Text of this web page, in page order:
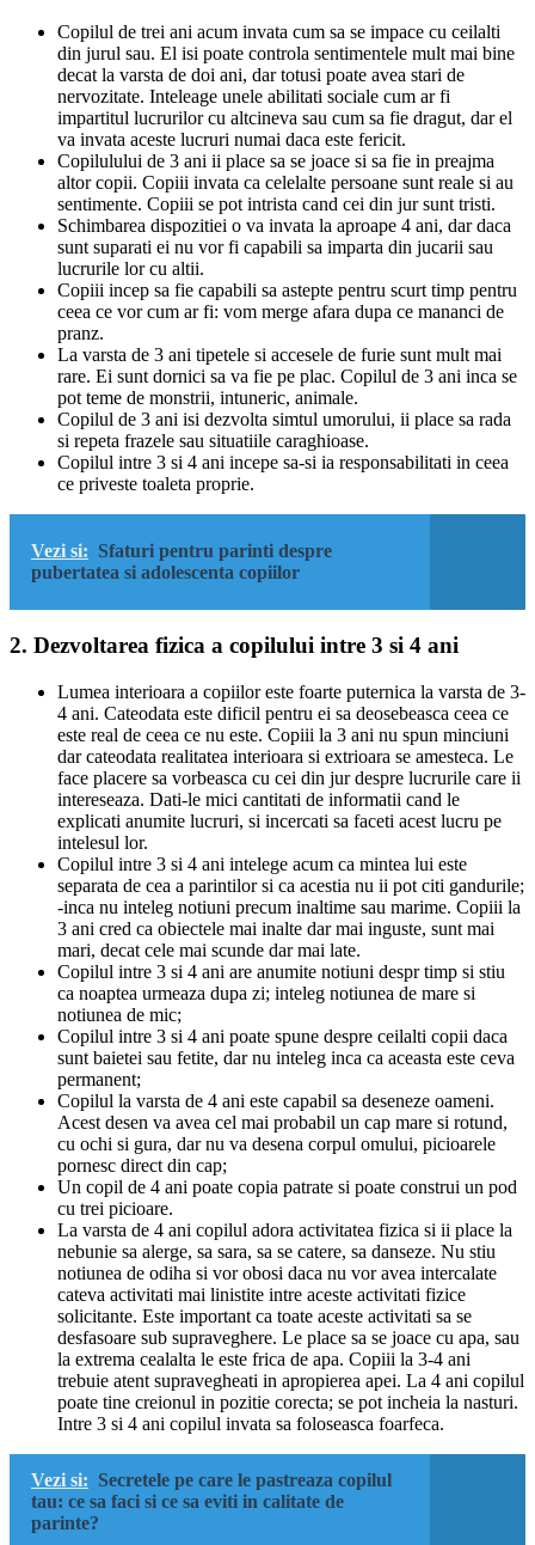
Copilul de trei ani acum invata cum sa se impace cu ceilalti
din jurul sau. El isi poate controla sentimentele mult mai bine
decat la varsta de doi ani, dar totusi poate avea stari de
nervozitate. Inteleage unele abilitati sociale cum ar fi
impartitul lucrurilor cu altcineva sau cum sa fie dragut, dar el
va invata aceste lucruri numai daca este fericit.
Copilulului de 3 ani ii place sa se joace si sa fie in preajma
altor copii. Copiii invata ca celelalte persoane sunt reale si au
sentimente. Copiii se pot intrista cand cei din jur sunt tristi.
Schimbarea dispozitiei o va invata la aproape 4 ani, dar daca
sunt suparati ei nu vor fi capabili sa imparta din jucarii sau
lucrurile lor cu altii.
Copiii incep sa fie capabili sa astepte pentru scurt timp pentru
ceea ce vor cum ar fi: vom merge afara dupa ce mananci de
pranz.
La varsta de 3 ani tipetele si accesele de furie sunt mult mai
rare. Ei sunt dornici sa va fie pe plac. Copilul de 3 ani inca se
pot teme de monstrii, intuneric, animale.
Copilul de 3 ani isi dezvolta simtul umorului, ii place sa rada
si repeta frazele sau situatiile caraghioase.
Copilul intre 3 si 4 ani incepe sa-si ia responsabilitati in ceea
ce priveste toaleta proprie.
Vezi si: Sfaturi pentru parinti despre
pubertatea si adolescenta copiilor
2. Dezvoltarea fizica a copilului intre 3 si 4 ani
Lumea interioara a copiilor este foarte puternica la varsta de 3-
4 ani. Cateodata este dificil pentru ei sa deosebeasca ceea ce
este real de ceea ce nu este. Copiii la 3 ani nu spun minciuni
dar cateodata realitatea interioara si extrioara se amesteca. Le
face placere sa vorbeasca cu cei din jur despre lucrurile care ii
intereseaza. Dati-le mici cantitati de informatii cand le
explicati anumite lucruri, si incercati sa faceti acest lucru pe
intelesul lor.
Copilul intre 3 si 4 ani intelege acum ca mintea lui este
separata de cea a parintilor si ca acestia nu ii pot citi gandurile;
-inca nu inteleg notiuni precum inaltime sau marime. Copiii la
3 ani cred ca obiectele mai inalte dar mai inguste, sunt mai
mari, decat cele mai scunde dar mai late.
Copilul intre 3 si 4 ani are anumite notiuni despr timp si stiu
ca noaptea urmeaza dupa zi; inteleg notiunea de mare si
notiunea de mic;
Copilul intre 3 si 4 ani poate spune despre ceilalti copii daca
sunt baietei sau fetite, dar nu inteleg inca ca aceasta este ceva
permanent;
Copilul la varsta de 4 ani este capabil sa deseneze oameni.
Acest desen va avea cel mai probabil un cap mare si rotund,
cu ochi si gura, dar nu va desena corpul omului, picioarele
pornesc direct din cap;
Un copil de 4 ani poate copia patrate si poate construi un pod
cu trei picioare.
La varsta de 4 ani copilul adora activitatea fizica si ii place la
nebunie sa alerge, sa sara, sa se catere, sa danseze. Nu stiu
notiunea de odiha si vor obosi daca nu vor avea intercalate
cateva activitati mai linistite intre aceste activitati fizice
solicitante. Este important ca toate aceste activitati sa se
desfasoare sub supraveghere. Le place sa se joace cu apa, sau
la extrema cealalta le este frica de apa. Copiii la 3-4 ani
trebuie atent supravegheati in apropierea apei. La 4 ani copilul
poate tine creionul in pozitie corecta; se pot incheia la nasturi.
Intre 3 si 4 ani copilul invata sa foloseasca foarfeca.
Vezi si: Secretele pe care le pastreaza copilul
tau: ce sa faci si ce sa eviti in calitate de
parinte?